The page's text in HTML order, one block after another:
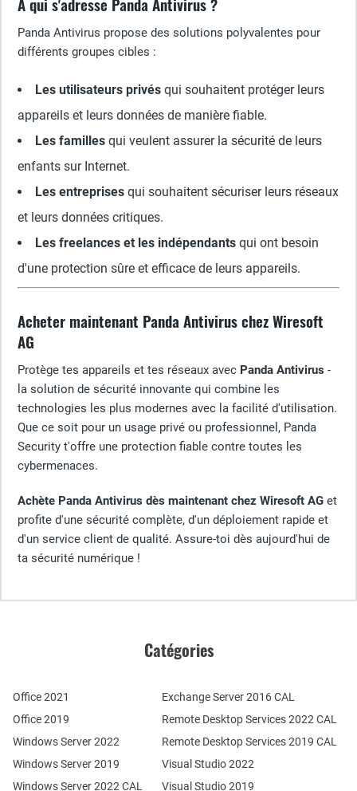
À qui s'adresse Panda Antivirus ?
Panda Antivirus propose des solutions polyvalentes pour
différents groupes cibles :
Les utilisateurs privés qui souhaitent protéger leurs
appareils et leurs données de manière fiable.
Les familles qui veulent assurer la sécurité de leurs
enfants sur Internet.
Les entreprises qui souhaitent sécuriser leurs réseaux
et leurs données critiques.
Les freelances et les indépendants qui ont besoin
d'une protection sûre et efficace de leurs appareils.
Acheter maintenant Panda Antivirus chez Wiresoft
AG
Protège tes appareils et tes réseaux avec Panda Antivirus -
la solution de sécurité innovante qui combine les
technologies les plus modernes avec la facilité d'utilisation.
Que ce soit pour un usage privé ou professionnel, Panda
Security t'offre une protection fiable contre toutes les
cybermenaces.
Achète Panda Antivirus dès maintenant chez Wiresoft AG et
profite d'une sécurité complète, d'un déploiement rapide et
d'un service client de qualité. Assure-toi dès aujourd'hui de
ta sécurité numérique !
Catégories
Office 2021
Office 2019
Windows Server 2022
Windows Server 2019
Windows Server 2022 CAL
Remote Desktop Services 2022 CAL
Remote Desktop Services 2019 CAL
Exchange Server 2016 CAL
Visual Studio 2022
Visual Studio 2019